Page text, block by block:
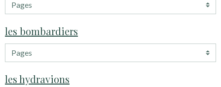
les bombardiers
les hydravions